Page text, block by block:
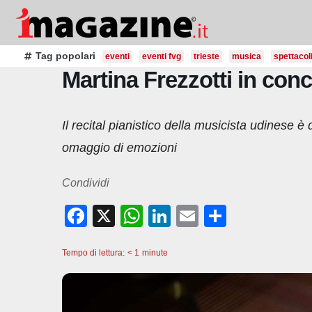
Salta
contenutoTag popolari eventi eventi fvg trieste musica spettacoli
Martina Frezzotti in
Il recital pianistico della musicista udinese
omaggio di emozioni
Condividi
F
c
X
W
at
Li
e
dI
E
vi
Tempo di lettura: < 1 minute